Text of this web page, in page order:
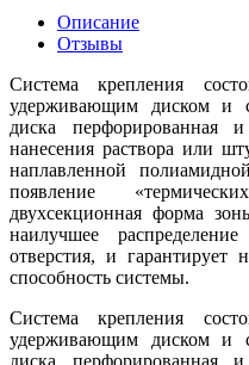
Описание
Отзывы
Система крепления
удерживающим диском и
диска перфорированная
нанесения раствора или
наплавленной
появление
двухсекционная форма
наилучшее
отверстия, и
способность системы.
Система крепления
удерживающим диском и
диска перфорированная